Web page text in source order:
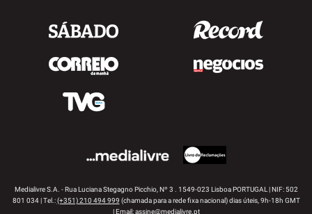
Medialivre S.A. - Rua Luciana Stegagno Picchio, Nº 3 . 1549-023 Lisboa PORTUGAL | NIF: 502
801 034 | Tel.:(+351) 210 494 999 (chamada para a rede fixa nacional) dias úteis, 9h-18h GMT
| Email:assine@medialivre.pt